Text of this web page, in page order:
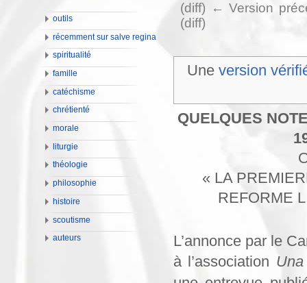
(diff) ← Version
(diff)
Une version
QUELQUES
« LA
REFORME
L’annonce par le
à l’association
outils
récemment sur salve regina
spiritualité
famille
catéchisme
chrétienté
morale
liturgie
théologie
philosophie
histoire
scoutisme
auteurs